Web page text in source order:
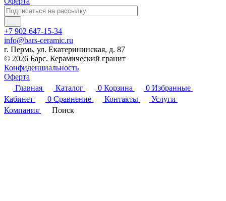
+7 902 647-15-34
info@bars-ceramic.ru
г. Пермь, ул. Екатерининская, д. 87
© 2026 Барс. Керамический гранит
Конфиденциальность
Оферта
Главная
Каталог 0 Корзина 0 Избранные
Кабинет
0 Сравнение Контакты
Услуги
Компания
Поиск